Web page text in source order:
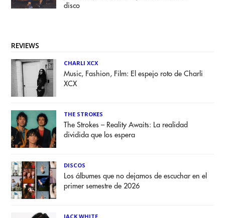
disco
REVIEWS
CHARLI XCX
Music, Fashion, Film: El espejo roto de Charli
XCX
THE STROKES
The Strokes – Reality Awaits: La realidad
dividida que los espera
DISCOS
Los álbumes que no dejamos de escuchar en el
primer semestre de 2026
JACK WHITE